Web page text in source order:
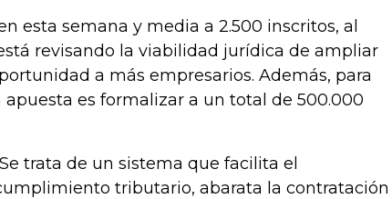
esta semana y media a 2.500 inscritos, al
revisando la viabilidad jurídica de ampliar
a más empresarios. Además, para
apuesta es formalizar a un total de 500.000
trata de un sistema que facilita el
tributario, abarata la contratación